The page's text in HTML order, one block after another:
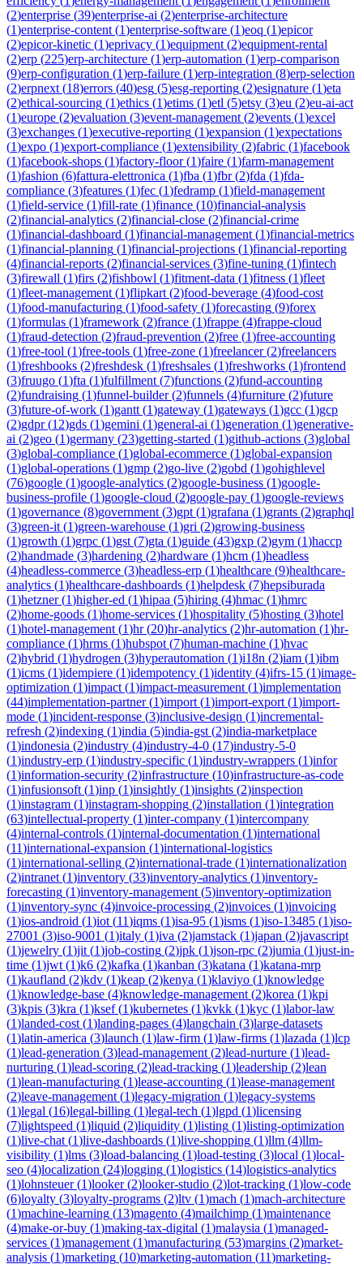
(2)enterprise (39)enterprise-ai (2)enterprise-architecture
(1)enterprise-content (1)enterprise-software (1)eoq (1)epicor
(2)epicor-kinetic (1)eprivacy (1)equipment (2)equipment-rental
(2)erp (225)erp-architecture (1)erp-automation (1)erp-comparison
(9)erp-configuration (1)erp-failure (1)erp-integration (8)erp-selection
(2)erpnext (18)errors (40)esg (5)esg-reporting (2)esignature (1)eta
(2)ethical-sourcing (1)ethics (1)etims (1)etl (5)etsy (3)eu (2)eu-ai-act
(1)europe (2)evaluation (3)event-management (2)events (1)excel
(3)exchanges (1)executive-reporting (1)expansion (1)expectations
(1)expo (1)export-compliance (1)extensibility (2)fabric (1)facebook
(1)facebook-shops (1)factory-floor(1)faire (1)farm-management
(1)fashion (6)fattura-elettronica (1)fba (1)fbr(2)fda (1)fda-
compliance (3)features (1)fec (1)fedramp (1)field-management
(1)field-service (1)fill-rate (1)finance (10)financial-analysis
(2)financial-analytics (2)financial-close (2)financial-crime
(1)financial-dashboard (1)financial-management (1)financial-metrics
(1)financial-planning (1)financial-projections (1)financial-reporting
(4)financial-reports (2)financial-services (3)fine-tuning (1)fintech
(3)firewall (1)firs (2)fishbowl (1)fitment-data (1)fitness (1)fleet
(1)fleet-management (1)flipkart (2)food-beverage (4)food-cost
(1)food-manufacturing (1)food-safety (1)forecasting (9)forex
(1)formulas (1)framework (2)france (1)frappe (4)frappe-cloud
(1)fraud-detection (2)fraud-prevention (2)free (1)free-accounting
(1)free-tool (1)free-tools (1)free-zone (1)freelancer(2)freelancers
(1)freshbooks (2)freshdesk (1)freshsales (1)freshworks (1)frontend
(3)fruugo (1)fta (1)fulfillment (7)functions (2)fund-accounting
(2)fundraising (1)funnel-builder(2)funnels (4)furniture (2)future
(3)future-of-work (1)gantt (1)gateway (1)gateways (1)gcc (1)gcp
(2)gdpr(12)gds (1)gemini (1)general-ai (1)generation (1)generative-
ai (2)geo (1)germany (23)getting-started (1)github-actions (3)global
(3)global-compliance (1)global-ecommerce (1)global-expansion
(1)global-operations (1)gmp (2)go-live (2)gobd (1)gohighlevel
(76)google (1)google-analytics (2)google-business (1)google-
business-profile (1)google-cloud (2)google-pay (1)google-reviews
(1)governance (8)government (3)gpt (1)grafana (1)grants (2)graphql
(3)green-it (1)green-warehouse (1)gri (2)growing-business
(1)growth (1)grpc (1)gst (7)gta (1)guide (43)gxp (2)gym (1)haccp
(2)handmade (3)hardening (2)hardware (1)hcm (1)headless
(4)headless-commerce (3)headless-erp (1)healthcare (9)healthcare-
analytics (1)healthcare-dashboards (1)helpdesk (7)hepsiburada
(1)hetzner(1)higher-ed (1)hipaa (5)hiring (4)hmac (1)hmrc
(2)home-goods (1)home-services (1)hospitality (5)hosting (3)hotel
(1)hotel-management (1)hr(20)hr-analytics (2)hr-automation (1)hr-
compliance (1)hrms (1)hubspot (7)human-machine (1)hvac
(2)hybrid (1)hydrogen (3)hyperautomation (1)i18n (2)iam (1)ibm
(1)icms (1)idempiere (1)idempotency (1)identity (4)ifrs-15 (1)image-
optimization (1)impact (1)impact-measurement (1)implementation
(44)implementation-partner(1)import (1)import-export (1)import-
mode (1)incident-response (3)inclusive-design (1)incremental-
refresh (2)indexing (1)india (5)india-gst (2)india-marketplace
(1)indonesia (2)industry (4)industry-4-0 (17)industry-5-0
(1)industry-erp (1)industry-specific (1)industry-wrappers (1)infor
(1)information-security (2)infrastructure (10)infrastructure-as-code
(1)infusionsoft (1)inp (1)insightly (1)insights (2)inspection
(1)instagram (1)instagram-shopping (2)installation (1)integration
(63)intellectual-property (1)inter-company (1)intercompany
(4)internal-controls (1)internal-documentation (1)international
(11)international-expansion (1)international-logistics
(1)international-selling (2)international-trade (1)internationalization
(2)intranet (1)inventory (33)inventory-analytics (1)inventory-
forecasting (1)inventory-management (5)inventory-optimization
(1)inventory-sync (4)invoice-processing (2)invoices (1)invoicing
(1)ios-android (1)iot (11)iqms (1)isa-95 (1)isms (1)iso-13485 (1)iso-
27001 (3)iso-9001 (1)italy (1)iva (2)jamstack (1)japan (2)javascript
(1)jewelry (1)jit (1)job-costing (2)jpk (1)json-rpc (2)jumia (1)just-in-
time (1)jwt (1)k6 (2)kafka (1)kanban (3)katana (1)katana-mrp
(1)kaufland (2)kdv (1)keap (2)kenya (1)klaviyo (1)knowledge
(1)knowledge-base (4)knowledge-management (2)korea (1)kpi
(3)kpis (3)kra (1)ksef(1)kubernetes (1)kvkk (1)kyc (1)labor-law
(1)landed-cost (1)landing-pages (4)langchain (3)large-datasets
(1)latin-america (3)launch (1)law-firm (1)law-firms (1)lazada (1)lcp
(1)lead-generation (3)lead-management (2)lead-nurture (1)lead-
nurturing (1)lead-scoring (2)lead-tracking (1)leadership (2)lean
(1)lean-manufacturing (1)lease-accounting (1)lease-management
(2)leave-management (1)legacy-migration (1)legacy-systems
(1)legal (16)legal-billing (1)legal-tech (1)lgpd (1)licensing
(7)lightspeed (1)liquid (2)liquidity (1)listing (1)listing-optimization
(1)live-chat (1)live-dashboards (1)live-shopping (1)llm (4)llm-
visibility (1)lms (3)load-balancing (1)load-testing (3)local (1)local-
seo (4)localization (24)logging (1)logistics (14)logistics-analytics
(1)lohnsteuer(1)looker(2)looker-studio (2)lot-tracking (1)low-code
(6)loyalty (3)loyalty-programs (2)ltv (1)mach (1)mach-architecture
(1)machine-learning (13)magento (4)mailchimp (1)maintenance
(4)make-or-buy (1)making-tax-digital (1)malaysia (1)managed-
services (1)management (1)manufacturing (53)margins (2)market-
analysis (1)marketing (10)marketing-automation (11)marketing-